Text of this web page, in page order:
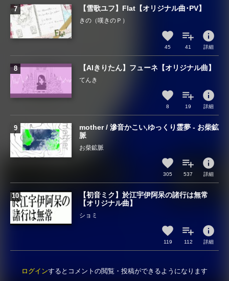
【雪歌ユフ】Flat【オリジナル曲･PV】
きの（嘆きのＰ）
45 41
info
詳細
【AIきりたん】フューネ【オリジナル曲】
てんき
8 19
info
詳細
mother / 滲音かこい,ゆっくり霊夢 - お柴鉱
脈
お柴鉱脈
305 537
info
詳細
【初音ミク】於江宇伊阿呆の諸行は無常
【オリジナル曲】
ショミ
119 112
info
詳細
ログインするとコメントの閲覧・投稿ができるようになります